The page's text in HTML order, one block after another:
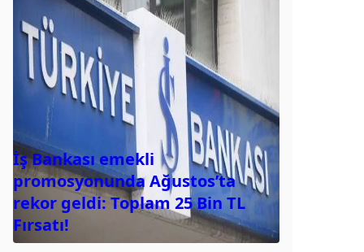
İş Bankası emekli
promosyonunda Ağustos’ta
rekor geldi: Toplam 25 Bin TL
Fırsatı!